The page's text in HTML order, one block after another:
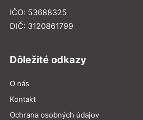
IČO: 53688325
DIČ: 3120861799
Dôležité odkazy
O nás
Kontakt
Ochrana osobných údajov